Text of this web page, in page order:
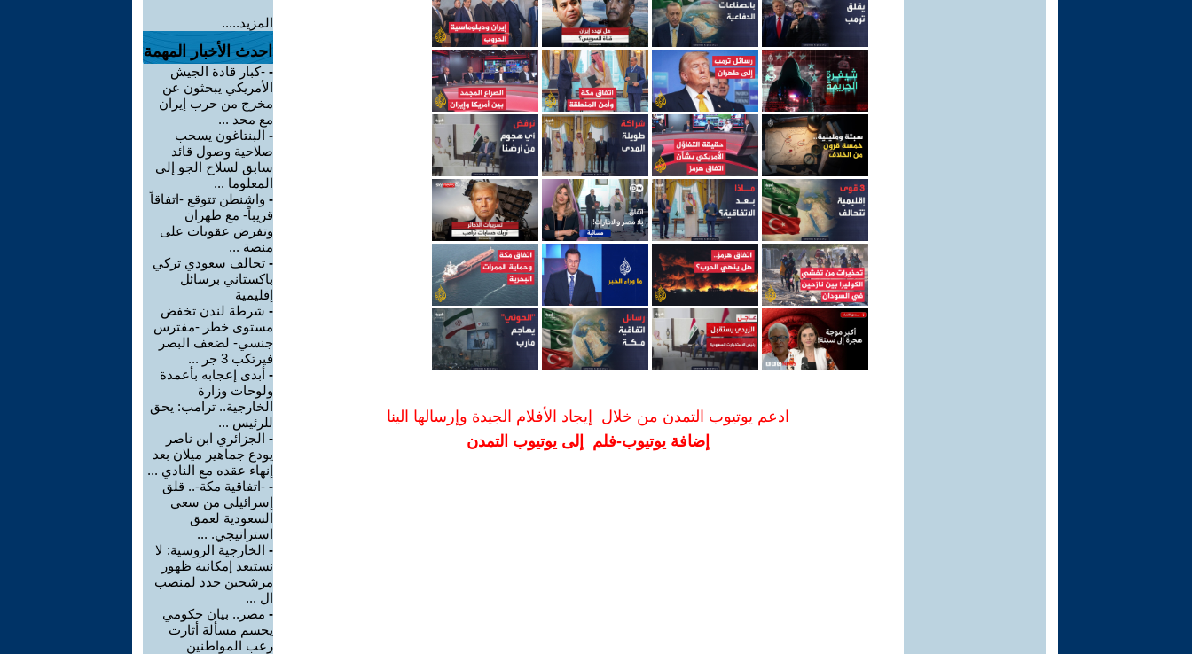
ادعم يوتيوب التمدن من خلال إيجاد الأفلام الجيدة وإرسالها الينا
إضافة يوتيوب-فلم إلى يوتيوب التمدن
المزيد.....
احدث الأخبار المهمة
- -كبار قادة الجيش
الأمريكي يبحثون عن
مخرج من حرب إيران
مع محد ...
- البنتاغون يسحب
صلاحية وصول قائد
سابق لسلاح الجو إلى
المعلوما ...
- واشنطن تتوقع -اتفاقاً
قريباً- مع طهران
وتفرض عقوبات على
منصة ...
- تحالف سعودي تركي
باكستاني برسائل
إقليمية
- شرطة لندن تخفض
مستوى خطر -مفترس
جنسي- لضعف البصر
فيرتكب 3 جر ...
- أبدى إعجابه بأعمدة
ولوحات وزارة
الخارجية.. ترامب: يحق
للرئيس ...
- الجزائري ابن ناصر
يودع جماهير ميلان بعد
إنهاء عقده مع النادي ...
- -اتفاقية مكة-.. قلق
إسرائيلي من سعي
السعودية لعمق
استراتيجي. ...
- الخارجية الروسية: لا
نستبعد إمكانية ظهور
مرشحين جدد لمنصب
ال ...
- مصر.. بيان حكومي
يحسم مسألة أثارت
رعب المواطنين